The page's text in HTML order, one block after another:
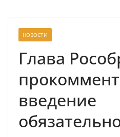
НОВОСТИ
Глава
введение